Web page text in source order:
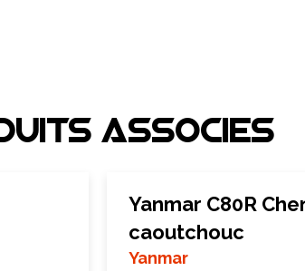
associEs
Yanmar C80R
caoutchouc
Yanmar